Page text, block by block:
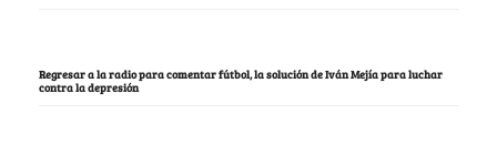
Regresar a la radio para comentar fútbol, la solución de Iván Mejía para luchar
contra la depresión